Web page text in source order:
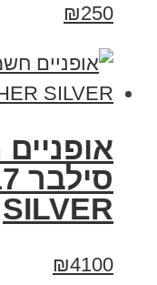
₪250
SILVER
₪4100